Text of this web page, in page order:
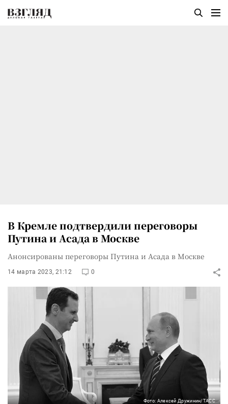
В Кремле подтвердили переговоры
Путина и Асада в Москве
Анонсированы переговоры Путина и Асада в Москве
14 марта 2023, 21:12 0
Фото: Алексей Дружинин/ТАСС